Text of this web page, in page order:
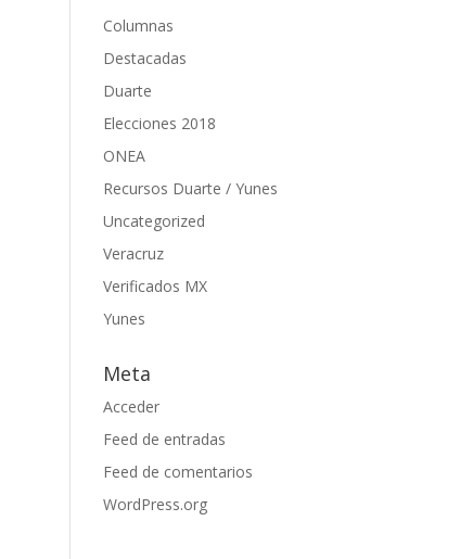
Columnas
Destacadas
Duarte
Elecciones 2018
ONEA
Recursos Duarte / Yunes
Uncategorized
Veracruz
Verificados MX
Yunes
Meta
Acceder
Feed de entradas
Feed de comentarios
WordPress.org